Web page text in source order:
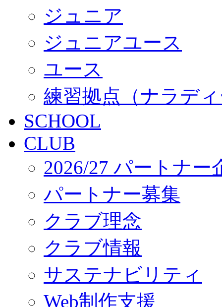
ジュニア
ジュニアユース
ユース
練習拠点（ナラデ
SCHOOL
CLUB
2026/27 パートナー
パートナー募集
クラブ理念
クラブ情報
サステナビリティ
Web制作支援